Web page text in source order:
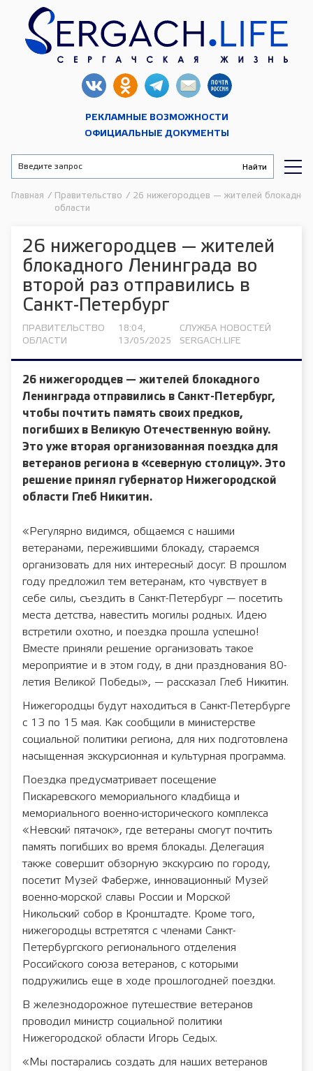
РЕКЛАМНЫЕ ВОЗМОЖНОСТИ
ОФИЦИАЛЬНЫЕ ДОКУМЕНТЫ
Главная /
Правительство
области
/ 26 нижегородцев — жителей
26 нижегородцев — жителей
блокадного Ленинграда во
второй раз отправились в
Санкт-Петербург
ПРАВИТЕЛЬСТВО
ОБЛАСТИ
18:04,
13/05/2025
СЛУЖБА НОВОСТЕЙ
SERGACH.LIFE
26 нижегородцев — жителей блокадного
Ленинграда отправились в Санкт-Петербург,
чтобы почтить память своих предков,
погибших в Великую Отечественную войну.
Это уже вторая организованная поездка для
ветеранов региона в «северную столицу». Это
решение принял губернатор Нижегородской
области Глеб Никитин.
«Регулярно видимся, общаемся с нашими
ветеранами, пережившими блокаду, стараемся
организовать для них интересный досуг. В прошлом
году предложил тем ветеранам, кто чувствует в
себе силы, съездить в Санкт-Петербург — посетить
места детства, навестить могилы родных. Идею
встретили охотно, и поездка прошла успешно!
Вместе приняли решение организовать такое
мероприятие и в этом году, в дни празднования 80-
летия Великой Победы», — рассказал Глеб Никитин.
Нижегородцы будут находиться в Санкт-Петербурге
с 13 по 15 мая. Как сообщили в министерстве
социальной политики региона, для них подготовлена
насыщенная экскурсионная и культурная программа.
Поездка предусматривает посещение
Пискаревского мемориального кладбища и
мемориального военно-исторического комплекса
«Невский пятачок», где ветераны смогут почтить
память погибших во время блокады. Делегация
также совершит обзорную экскурсию по городу,
посетит Музей Фаберже, инновационный Музей
военно-морской славы России и Морской
Никольский собор в Кронштадте. Кроме того,
нижегородцы встретятся с членами Санкт-
Петербургского регионального отделения
Российского союза ветеранов, с которыми
подружились еще в ходе прошлогодней поездки.
В железнодорожное путешествие ветеранов
проводил министр социальной политики
Нижегородской области Игорь Седых.
«Мы постарались создать для наших ветеранов